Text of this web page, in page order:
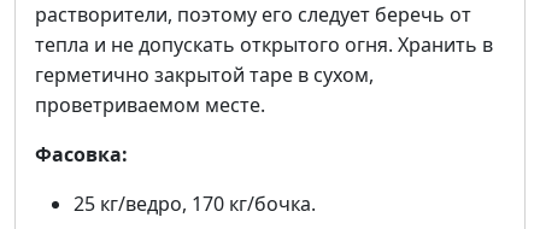
растворители, поэтому его следует беречь от
тепла и не допускать открытого огня. Хранить в
герметично закрытой таре в сухом,
проветриваемом месте.
Фасовка:
25 кг/ведро, 170 кг/бочка.